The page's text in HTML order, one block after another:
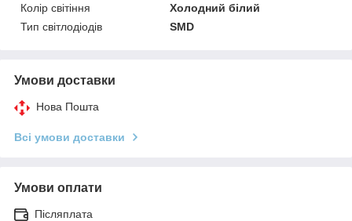
Колір світіння
Холодний білий
Тип світлодіодів
SMD
Умови доставки
Нова Пошта
Всі умови доставки
Умови оплати
Післяплата